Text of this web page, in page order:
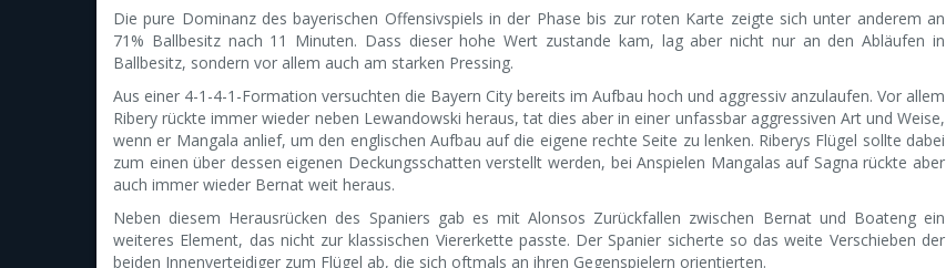
Die pure Dominanz des bayerischen Offensivspiels in der Phase bis zur roten Karte zeigte sich unter anderem an
71% Ballbesitz nach 11 Minuten. Dass dieser hohe Wert zustande kam, lag aber nicht nur an den Abläufen in
Ballbesitz, sondern vor allem auch am starken Pressing.
Aus einer 4-1-4-1-Formation versuchten die Bayern City bereits im Aufbau hoch und aggressiv anzulaufen. Vor allem
Ribery rückte immer wieder neben Lewandowski heraus, tat dies aber in einer unfassbar aggressiven Art und Weise,
wenn er Mangala anlief, um den englischen Aufbau auf die eigene rechte Seite zu lenken. Riberys Flügel sollte dabei
zum einen über dessen eigenen Deckungsschatten verstellt werden, bei Anspielen Mangalas auf Sagna rückte aber
auch immer wieder Bernat weit heraus.
Neben diesem Herausrücken des Spaniers gab es mit Alonsos Zurückfallen zwischen Bernat und Boateng ein
weiteres Element, das nicht zur klassischen Viererkette passte. Der Spanier sicherte so das weite Verschieben der
beiden Innenverteidiger zum Flügel ab, die sich oftmals an ihren Gegenspielern orientierten.